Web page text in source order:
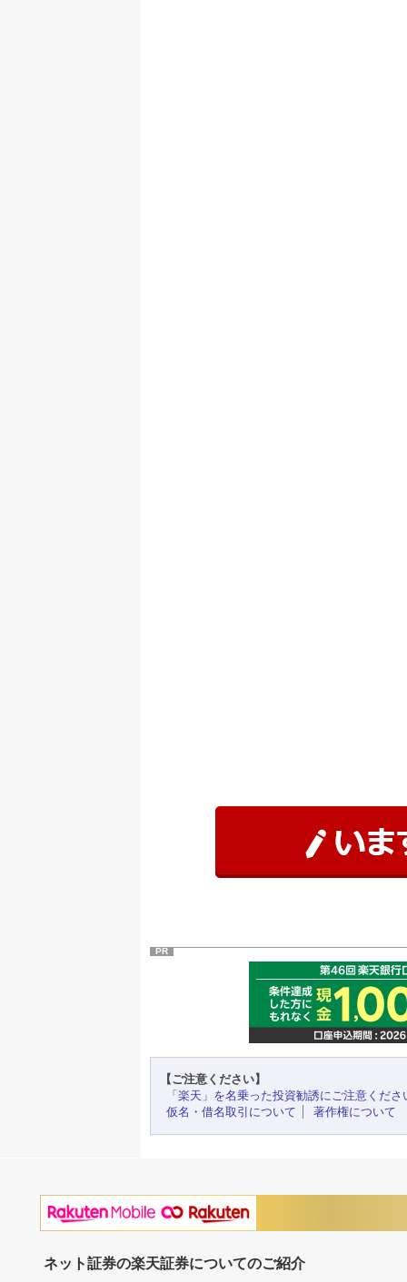
PR
【ご注意ください】
「楽天」を名乗った投資勧誘にご注意くださ
仮名・借名取引について
著作権について
ネット証券の楽天証券についてのご紹介